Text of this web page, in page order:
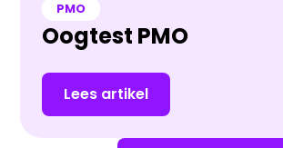
PMO
Oogtest PMO
Lees artikel